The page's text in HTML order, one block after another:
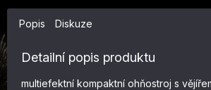
Popis Diskuze
Detailní popis produktu
multiefektní kompaktní ohňostroj s